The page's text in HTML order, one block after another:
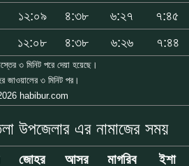
১২:০৯ ৪:৩৮ ৬:২৭
৭:৪৫
১২:০৮ ৪:৩৮ ৬:২৬ ৭:৪৪
৩ মিনিট পরে দেয়া হয়েছে।
জাওয়ালের ৩ মিনিট পর।
habibur.com
উপজেলার এর নামাজের সময়
জোহর আসর মাগরিব ইশা